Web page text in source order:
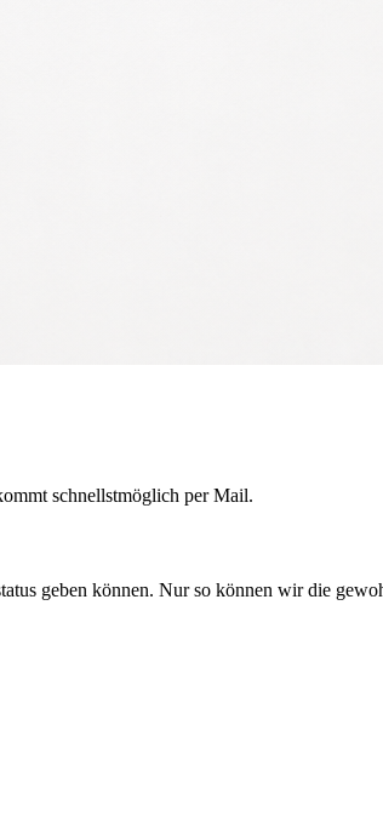
schnellstmöglich per Mail.
geben können. Nur so können wir die